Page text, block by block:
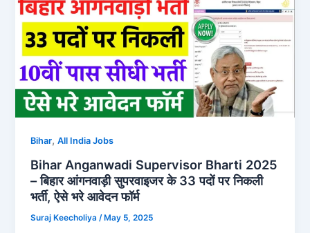
Bihar,All India Jobs
Bihar Anganwadi Supervisor Bharti 2025
– बिहार आंगनवाड़ी सुपरवाइजर के 33 पदों पर निकली
भर्ती, ऐसे भरे आवेदन फॉर्म
Suraj Keecholiya/ May 5, 2025